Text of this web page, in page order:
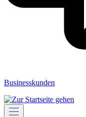
Businesskunden